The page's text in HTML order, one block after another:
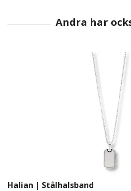
Halian | Stålhalsband